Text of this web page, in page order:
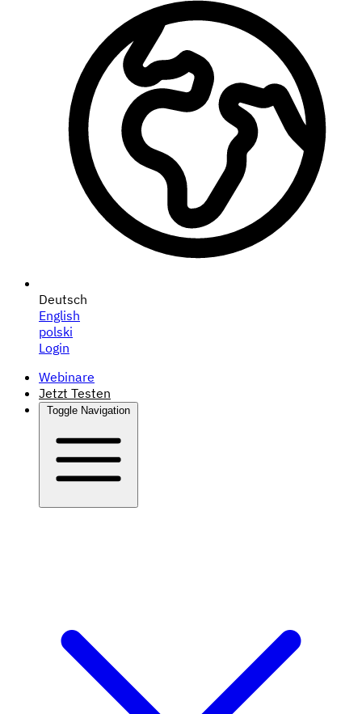
Deutsch
English
polski
Login
Webinare
Jetzt Testen
Toggle Navigation